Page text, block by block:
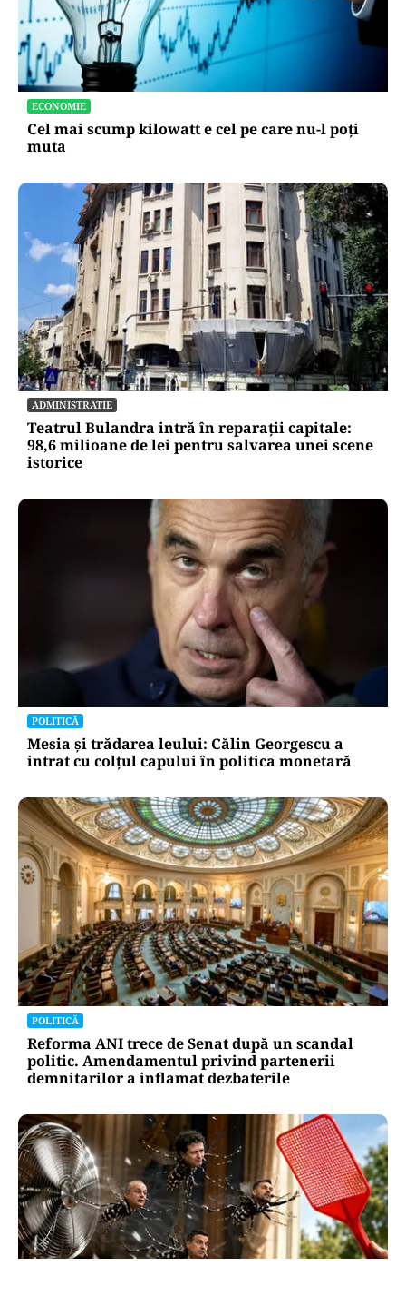
ECONOMIE
Cel mai scump kilowatt e cel pe care nu-l poți
muta
ADMINISTRATIE
Teatrul Bulandra intră în reparații capitale:
98,6 milioane de lei pentru salvarea unei scene
istorice
POLITICĂ
Mesia și trădarea leului: Călin Georgescu a
intrat cu colțul capului în politica monetară
POLITICĂ
Reforma ANI trece de Senat după un scandal
politic. Amendamentul privind partenerii
demnitarilor a inflamat dezbaterile